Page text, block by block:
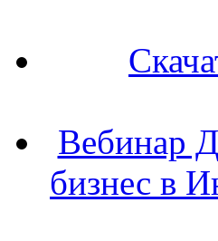
Вебинар
бизнес в